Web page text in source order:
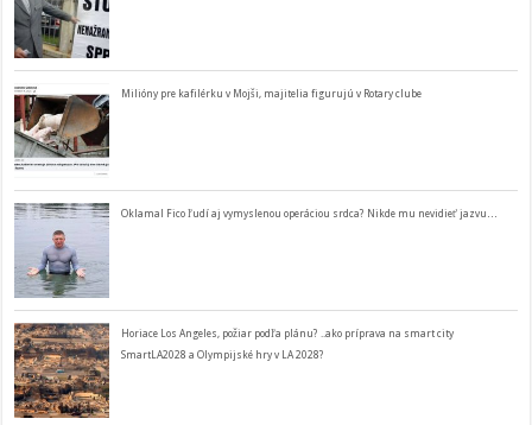
Milióny pre kafilérku v Mojši, majitelia figurujú v Rotary clube
Oklamal Fico ľudí aj vymyslenou operáciou srdca? Nikde mu nevidieť jazvu…
Horiace Los Angeles, požiar podľa plánu? ..ako príprava na smart city
SmartLA2028 a Olympijské hry v LA 2028?